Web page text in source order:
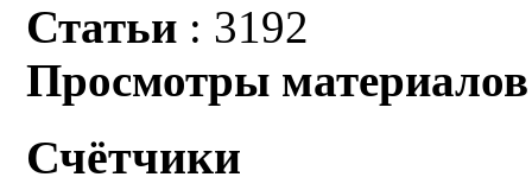
Статьи : 3192
Просмотры материалов
Счётчики